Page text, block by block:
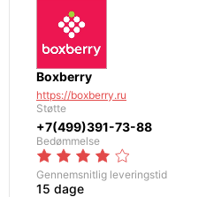
Boxberry
https://boxberry.ru
Støtte
+7(499)391-73-88
Bedømmelse
Gennemsnitlig leveringstid
15 dage